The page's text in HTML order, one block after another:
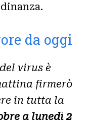
da oggi
virus è
firmerò
in tutta la
a lunedì 2